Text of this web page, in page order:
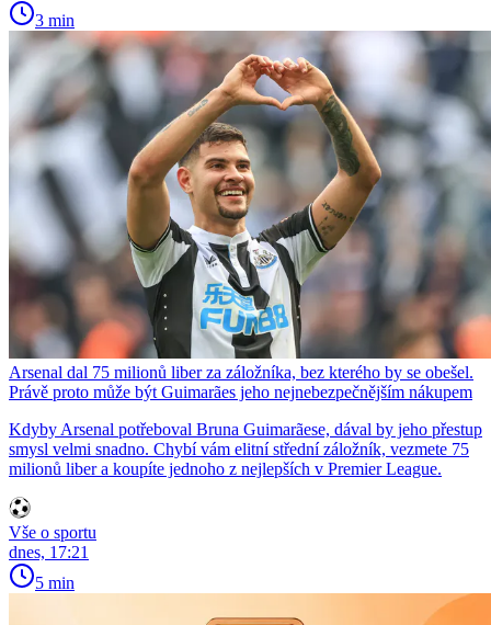
3 min
Arsenal dal 75 milionů liber za záložníka, bez kterého by se obešel.
Právě proto může být Guimarães jeho nejnebezpečnějším nákupem
Kdyby Arsenal potřeboval Bruna Guimarãese, dával by jeho přestup
smysl velmi snadno. Chybí vám elitní střední záložník, vezmete 75
milionů liber a koupíte jednoho z nejlepších v Premier League.
Vše o sportu
dnes, 17:21
5 min